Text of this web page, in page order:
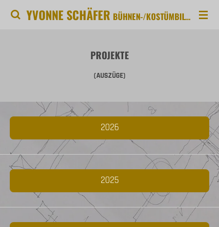
Zum
YVONNE SCHÄFER BÜHNEN-/KOSTÜMBILD INSTALLATION ILLUSTRATION OBJEKTKUNST
PROJEKTE
(AUSZÜGE)
2026
2025